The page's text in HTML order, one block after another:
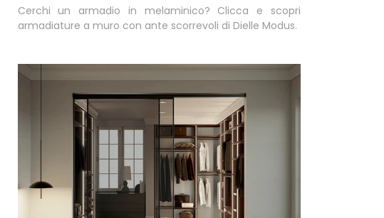
Cerchi un armadio in melaminico? Clicca e scopri
armadiature a muro con ante scorrevoli di Dielle Modus.